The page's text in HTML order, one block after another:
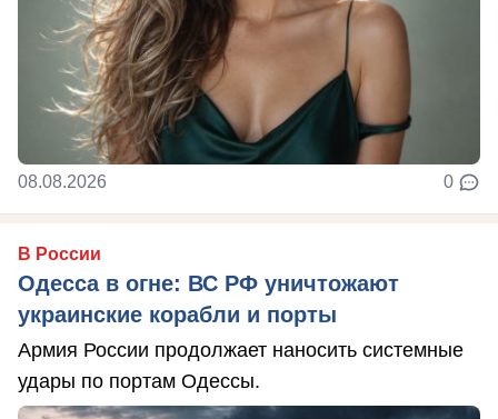
08.08.2026 0
В России
Одесса в огне: ВС РФ уничтожают
украинские корабли и порты
Армия России продолжает наносить системные
удары по портам Одессы.